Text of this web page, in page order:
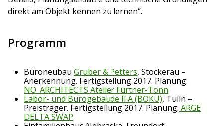
direkt am Objekt kennen zu lernen“.
Programm
Büroneubau Gruber & Petters, Stockerau –
Anerkennung. Fertigstellung 2017. Planung:
NO_ARCHITECTS Atelier Fürtner-Tonn
Labor- und Bürogebäude IFA (BOKU), Tulln –
Preisträger. Fertigstellung 2017. Planung: ARGE
DELTA SWAP